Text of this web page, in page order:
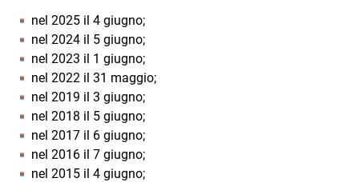
nel 2025 il 4 giugno;
nel 2024 il 5 giugno;
nel 2023 il 1 giugno;
nel 2022 il 31 maggio;
nel 2019 il 3 giugno;
nel 2018 il 5 giugno;
nel 2017 il 6 giugno;
nel 2016 il 7 giugno;
nel 2015 il 4 giugno;